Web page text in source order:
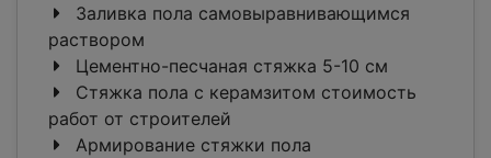
Заливка пола самовыравнивающимся
раствором
Цементно-песчаная стяжка 5-10 см
Стяжка пола с керамзитом стоимость
работ от строителей
Армирование стяжки пола